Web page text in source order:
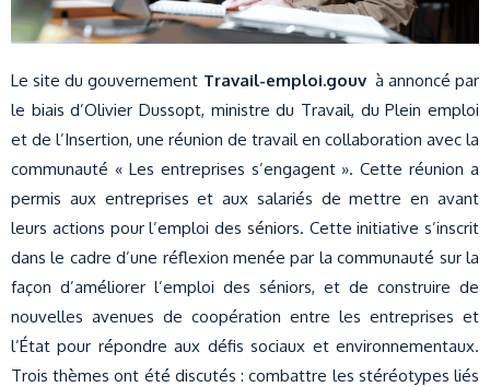
Le site du gouvernement Travail-emploi.gouv à annoncé par
le biais d’Olivier Dussopt, ministre du Travail, du Plein emploi
et de l’Insertion, une réunion de travail en collaboration avec la
communauté « Les entreprises s’engagent ». Cette réunion a
permis aux entreprises et aux salariés de mettre en avant
leurs actions pour l’emploi des séniors. Cette initiative s’inscrit
dans le cadre d’une réflexion menée par la communauté sur la
façon d’améliorer l’emploi des séniors, et de construire de
nouvelles avenues de coopération entre les entreprises et
l’État pour répondre aux défis sociaux et environnementaux.
Trois thèmes ont été discutés : combattre les stéréotypes liés